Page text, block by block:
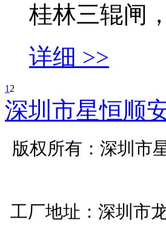
桂林三辊闸
详细 >>
1 2
深圳市星恒顺
版权所有：深圳市
工厂地址： 深圳市